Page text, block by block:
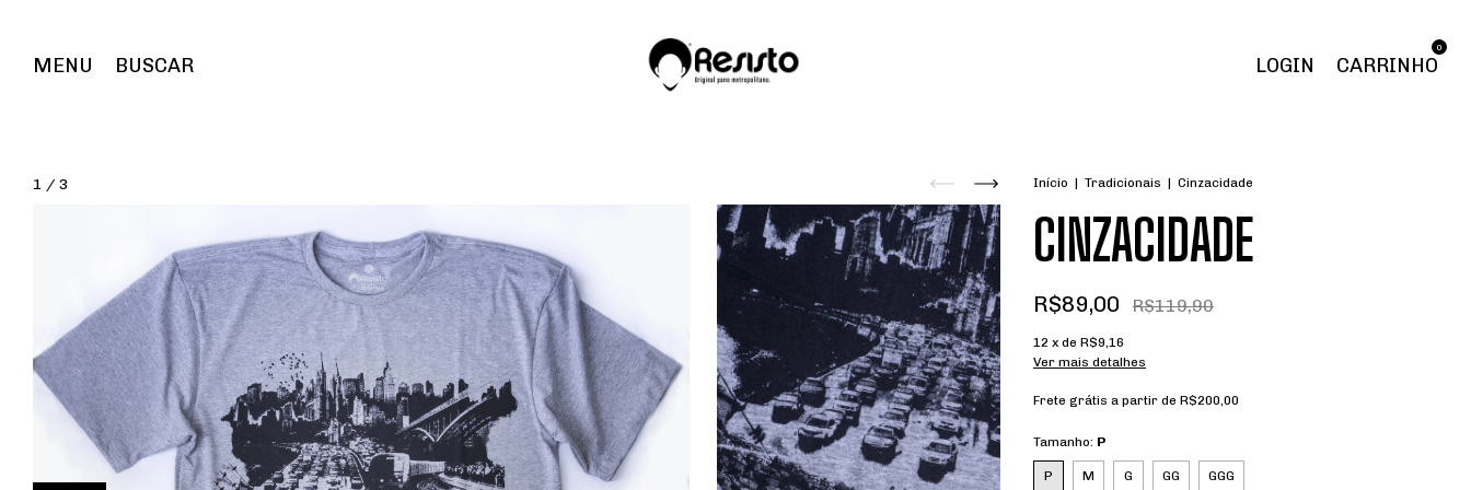
MENU BUSCAR LOGIN CARRINHO
0
1 / 3 Início | Tradicionais | Cinzacidade
CINZACIDADE
R$89,00 R$119,90
12 x de R$9,16
Ver mais detalhes
Frete grátis a partir de R$200,00
Tamanho: P
P M G GG GGG